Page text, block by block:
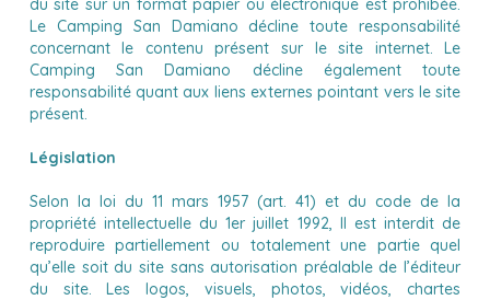
du site sur un format papier ou électronique est prohibée.
Le Camping San Damiano décline toute responsabilité
concernant le contenu présent sur le site internet. Le
Camping San Damiano décline également toute
responsabilité quant aux liens externes pointant vers le site
présent.
Législation
Selon la loi du 11 mars 1957 (art. 41) et du code de la
propriété intellectuelle du 1er juillet 1992, Il est interdit de
reproduire partiellement ou totalement une partie quel
qu’elle soit du site sans autorisation préalable de l’éditeur
du site. Les logos, visuels, photos, vidéos, chartes